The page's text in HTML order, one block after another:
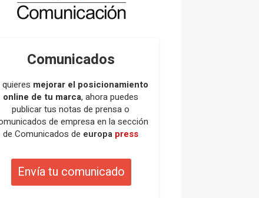
Comunicados
quieres mejorar el posicionamiento
online de tu marca, ahora puedes
publicar tus notas de prensa o
de empresa en la sección
de Comunicados de europa press
Envía tu comunicado